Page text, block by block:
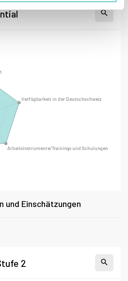
und Einschätzungen
2